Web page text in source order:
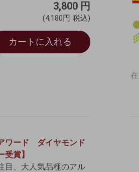
3,800 円
(4,180円 税込)
カートに入れる
ワード ダイヤモンド
受賞】
目、大人気品種のアル